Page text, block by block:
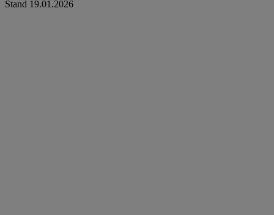
Stand 19.01.2026